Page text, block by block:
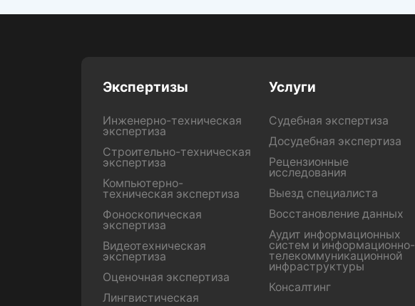
Экспертизы
Инженерно-техническая
экспертиза
Строительно-техническая
экспертиза
Компьютерно-
техническая экспертиза
Фоноскопическая
экспертиза
Видеотехническая
экспертиза
Оценочная экспертиза
Лингвистическая
Услуги
Судебная экспертиза
Досудебная экспертиза
Рецензионные
исследования
Выезд специалиста
Восстановление данных
Аудит информационных
систем и информационно-
телекоммуникационной
инфраструктуры
Консалтинг